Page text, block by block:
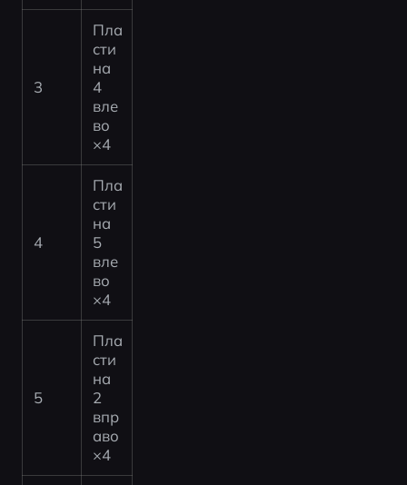
3
Пла
сти
на
4
вле
во
×4
4
Пла
сти
на
5
вле
во
×4
5
Пла
сти
на
2
впр
аво
×4